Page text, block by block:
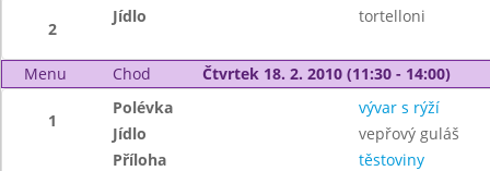
2
Jídlo tortelloni
Menu Chod Čtvrtek 18. 2. 2010 (11:30 - 14:00)
1
Polévka
vývar s rýží
Jídlo
vepřový guláš
Příloha
těstoviny